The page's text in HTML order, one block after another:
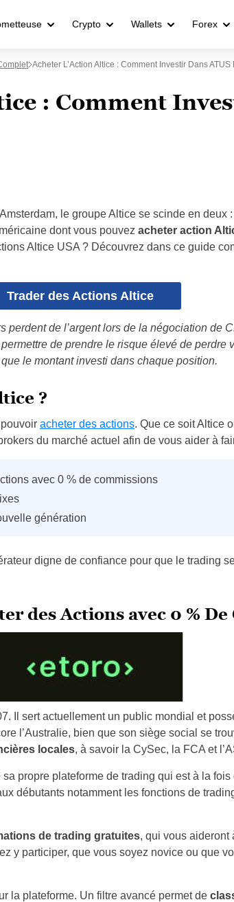
Crypto Wallets Forex
Acheter L’Action Altice : Comment Investir Dans ATUS
: Comment
le groupe Altice se scinde en deux
dont vous pouvez acheter action
Altice USA ? Découvrez dans ce guide
Trader des Actions Altice
perdent de l’argent lors de la négociation de
de prendre le risque élevé de perdre
le montant investi dans chaque position.
?
acheter des actions. Que ce soit Altice
du marché actuel afin de vous aider à
avec 0 % de commissions
génération
digne de confiance pour que le trading
des Actions avec 0 %
Il sert actuellement un public mondial et
l’Australie, bien que son siège social se
locales, à savoir la CySec, la FCA et
propre plateforme de trading qui est à la fois
débutants notamment les fonctions de
de trading gratuites, qui vous aideront
y participer, que vous soyez novice ou que
la plateforme. Un filtre avancé permet de